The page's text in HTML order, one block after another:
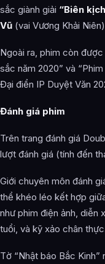
sắc giành giải “Biên
Vũ (vai Vương Khải
Ngoài ra, phim còn
sắc năm 2020” và
Đại điển IP Duyệt Văn
Đánh giá phim
Trên trang đánh giá
lượt đánh giá (tính đến
Giới chuyên môn đánh
thể khéo léo kết hợp
như phim điện ảnh, diễn
tuổi, và kỹ xảo chân
Tờ “Nhật báo Bắc